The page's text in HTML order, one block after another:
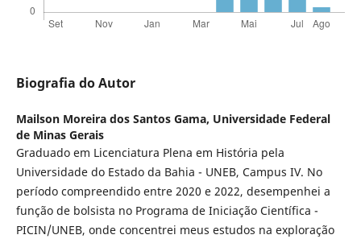
Biografia do Autor
Mailson Moreira dos Santos Gama, Universidade Federal
de Minas Gerais
Graduado em Licenciatura Plena em História pela
Universidade do Estado da Bahia - UNEB, Campus IV. No
período compreendido entre 2020 e 2022, desempenhei a
função de bolsista no Programa de Iniciação Científica -
PICIN/UNEB, onde concentrei meus estudos na exploração